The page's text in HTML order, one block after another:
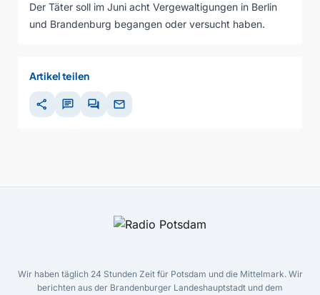
Der Täter soll im Juni acht Vergewaltigungen in Berlin
und Brandenburg begangen oder versucht haben.
Artikel teilen
share chat forum mail
Wir haben täglich 24 Stunden Zeit für Potsdam und die Mittelmark. Wir
berichten aus der Brandenburger Landeshauptstadt und dem